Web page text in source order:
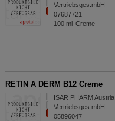
Vertriebsges.mbH
07687721
100 ml Creme
RETIN A DERM B12 Creme
ISAR PHARM Austria
Vertriebsges.mbH
05896047